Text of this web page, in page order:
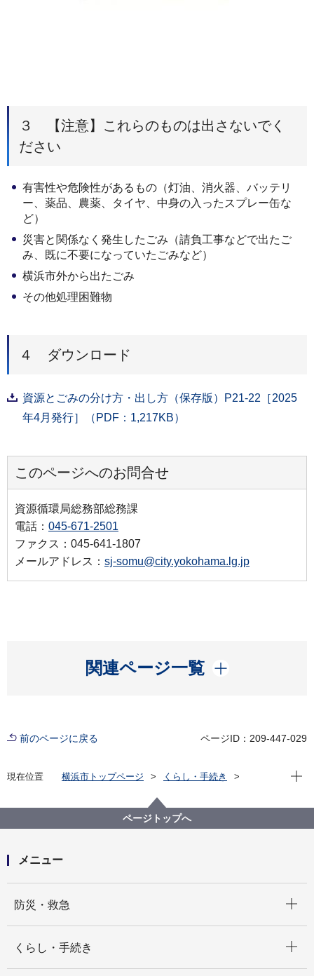
３ 【注意】これらのものは出さないでく
ださい
有害性や危険性があるもの（灯油、消火器、バッテリ
ー、薬品、農薬、タイヤ、中身の入ったスプレー缶な
ど）
災害と関係なく発生したごみ（請負工事などで出たご
み、既に不要になっていたごみなど）
横浜市外から出たごみ
その他処理困難物
４ ダウンロード
資源とごみの分け方・出し方（保存版）P21-22［2025
年4月発行］（PDF：1,217KB）
このページへのお問合せ
資源循環局総務部総務課
電話： 045-671-2501
ファクス：045-641-1807
メールアドレス： sj-somu@city.yokohama.lg.jp
関連ページ一覧
開く
前のページに戻る ページID：209-447-029
現在位置 横浜市トップページ
くらし・手続き
災害時の資源とごみの分け方・出し方
現在
ページトップへ
メニュー
防災・救急
くらし・手続き